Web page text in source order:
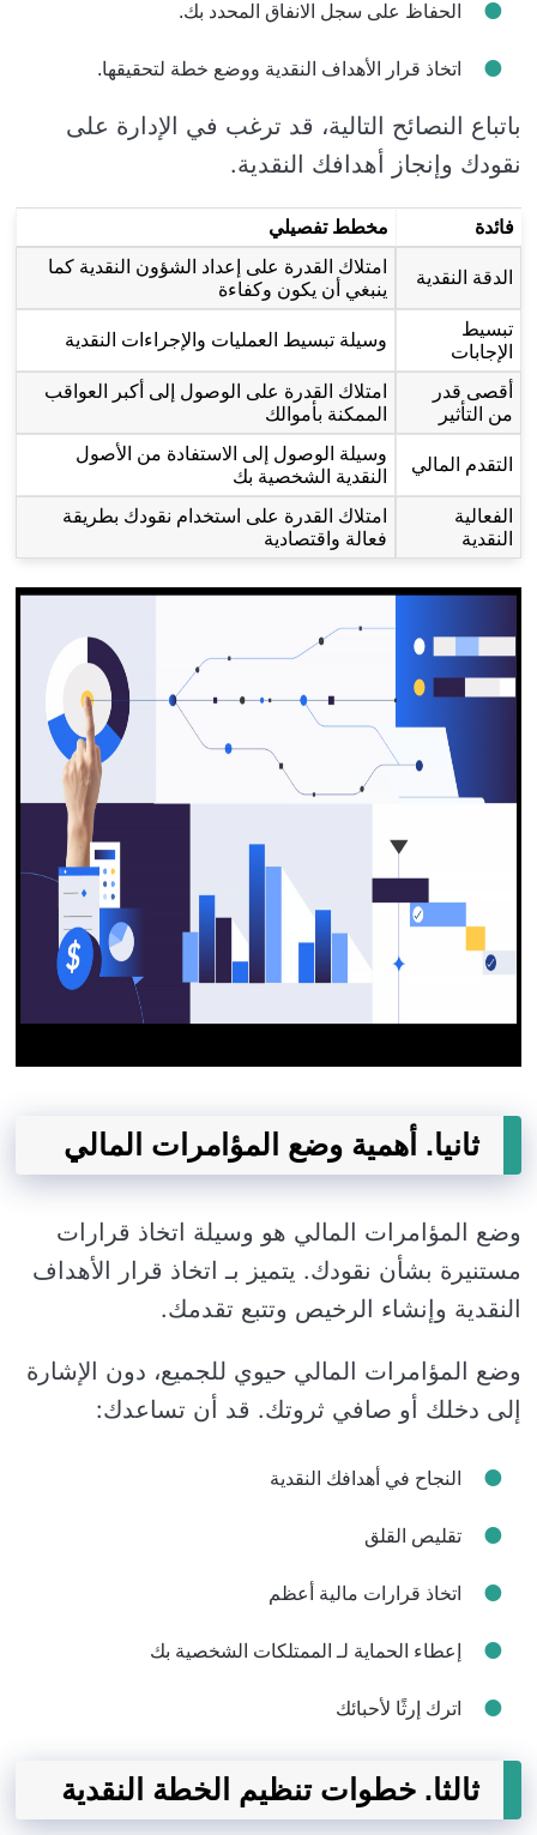
الحفاظ على سجل الانفاق المحدد بك.
اتخاذ قرار الأهداف النقدية ووضع خطة لتحقيقها.
باتباع النصائح التالية، قد ترغب في الإدارة على
نقودك وإنجاز أهدافك النقدية.
فائدة مخطط تفصيلي
الدقة النقدية
امتلاك القدرة على إعداد الشؤون النقدية كما
ينبغي أن يكون وكفاءة
تبسيط
الإجابات
وسيلة تبسيط العمليات والإجراءات النقدية
أقصى قدر
من التأثير
امتلاك القدرة على الوصول إلى أكبر العواقب
الممكنة بأموالك
التقدم المالي
وسيلة الوصول إلى الاستفادة من الأصول
النقدية الشخصية بك
الفعالية
النقدية
امتلاك القدرة على استخدام نقودك بطريقة
فعالة واقتصادية
ثانيا. أهمية وضع المؤامرات المالي
وضع المؤامرات المالي هو وسيلة اتخاذ قرارات
مستنيرة بشأن نقودك. يتميز بـ اتخاذ قرار الأهداف
النقدية وإنشاء الرخيص وتتبع تقدمك.
وضع المؤامرات المالي حيوي للجميع، دون الإشارة
إلى دخلك أو صافي ثروتك. قد أن تساعدك:
النجاح في أهدافك النقدية
تقليص القلق
اتخاذ قرارات مالية أعظم
إعطاء الحماية لـ الممتلكات الشخصية بك
اترك إرثًا لأحبائك
ثالثا. خطوات تنظيم الخطة النقدية